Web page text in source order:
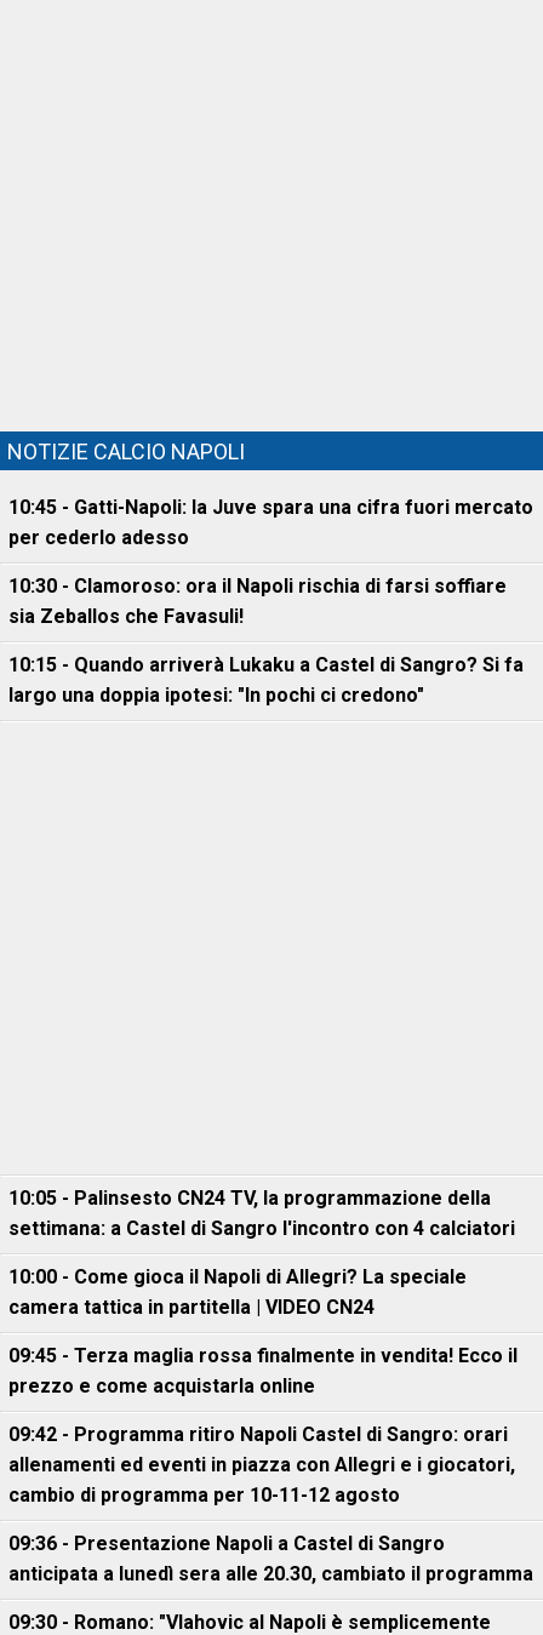
NOTIZIE CALCIO NAPOLI
10:45 - Gatti-Napoli: la Juve spara una cifra fuori mercato
per cederlo adesso
10:30 - Clamoroso: ora il Napoli rischia di farsi soffiare
sia Zeballos che Favasuli!
10:15 - Quando arriverà Lukaku a Castel di Sangro? Si fa
largo una doppia ipotesi: "In pochi ci credono"
10:05 - Palinsesto CN24 TV, la programmazione della
settimana: a Castel di Sangro l'incontro con 4 calciatori
10:00 - Come gioca il Napoli di Allegri? La speciale
camera tattica in partitella | VIDEO CN24
09:45 - Terza maglia rossa finalmente in vendita! Ecco il
prezzo e come acquistarla online
09:42 - Programma ritiro Napoli Castel di Sangro: orari
allenamenti ed eventi in piazza con Allegri e i giocatori,
cambio di programma per 10-11-12 agosto
09:36 - Presentazione Napoli a Castel di Sangro
anticipata a lunedì sera alle 20.30, cambiato il programma
09:30 - Romano: "Vlahovic al Napoli è semplicemente